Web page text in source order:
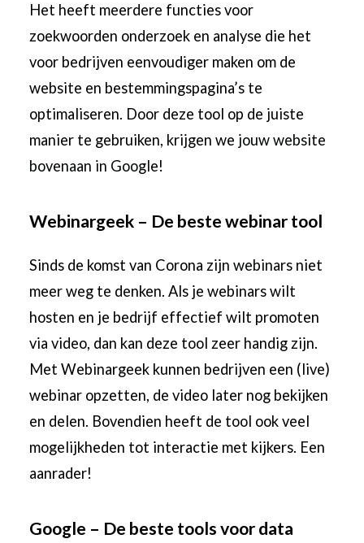
Het heeft meerdere functies voor
zoekwoorden onderzoek en analyse die het
voor bedrijven eenvoudiger maken om de
website en bestemmingspagina’s te
optimaliseren. Door deze tool op de juiste
manier te gebruiken, krijgen we jouw website
bovenaan in Google!
Webinargeek – De beste webinar tool
Sinds de komst van Corona zijnwebinars niet
meer weg te denken. Als je webinars wilt
hosten en je bedrijf effectief wilt promoten
via video, dan kan deze tool zeer handig zijn.
Met Webinargeek kunnen bedrijven een (live)
webinar opzetten, de video later nog bekijken
en delen. Bovendien heeft de tool ook veel
mogelijkheden tot interactie met kijkers. Een
aanrader!
Google – De beste tools voor data